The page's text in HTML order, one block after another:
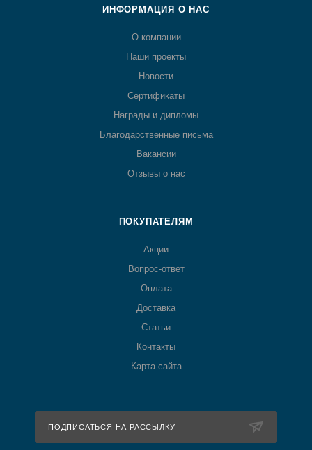
ИНФОРМАЦИЯ О НАС
О компании
Наши проекты
Новости
Сертификаты
Награды и дипломы
Благодарственные письма
Вакансии
Отзывы о нас
ПОКУПАТЕЛЯМ
Акции
Вопрос-ответ
Оплата
Доставка
Статьи
Контакты
Карта сайта
ПОДПИСАТЬСЯ НА РАССЫЛКУ